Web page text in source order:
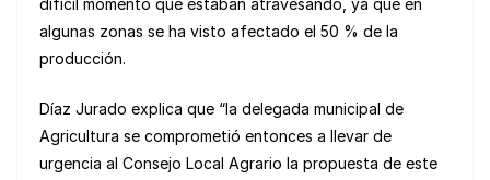
difícil momento que estaban atravesando, ya que en
algunas zonas se ha visto afectado el 50 % de la
producción.
Díaz Jurado explica que “la delegada municipal de
Agricultura se comprometió entonces a llevar de
urgencia al Consejo Local Agrario la propuesta de este